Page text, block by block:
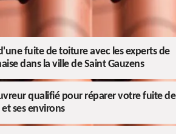
fuite de toiture avec les experts de
dans la ville de Saint Gauzens
qualifié pour réparer votre fuite de
ses environs